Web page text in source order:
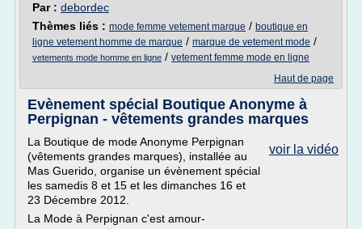
Par : debordec
Thèmes liés : mode femme vetement marque / boutique en
ligne vetement homme de marque / marque de vetement mode /
vetements mode homme en ligne / vetement femme mode en ligne
Haut de page
Evènement spécial Boutique Anonyme à
Perpignan - vêtements grandes marques
voir la vidéo
La Boutique de mode Anonyme Perpignan
(vêtements grandes marques), installée au
Mas Guerido, organise un évènement spécial
les samedis 8 et 15 et les dimanches 16 et
23 Décembre 2012.
La Mode à Perpignan c'est amour-